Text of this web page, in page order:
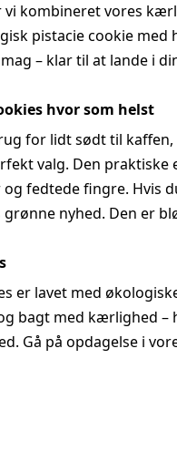
kombineret vores
pistacie cookie
– klar til at lande i
hvor som helst
for lidt sødt til
valg. Den
fedtede fingre. Hvis
nyhed. Den er
er lavet med
bagt med kærlighed –
Gå på opdagelse i